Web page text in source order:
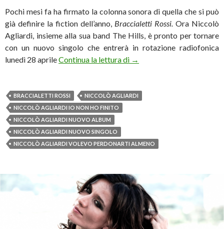
Pochi mesi fa ha firmato la colonna sonora di quella che si può
già definire la fiction dell’anno, Braccialetti Rossi. Ora Niccolò
Agliardi, insieme alla sua band The Hills, è pronto per tornare
con un nuovo singolo che entrerà in rotazione radiofonica
lunedì 28 aprileContinua la lettura di Niccolò Agliardi: dal 28
→
BRACCIALETTI ROSSI
NICCOLÒ AGLIARDI
NICCOLÒ AGLIARDI IO NON HO FINITO
NICCOLÒ AGLIARDI NUOVO ALBUM
NICCOLÒ AGLIARDI NUOVO SINGOLO
NICCOLÒ AGLIARDI VOLEVO PERDONARTI ALMENO